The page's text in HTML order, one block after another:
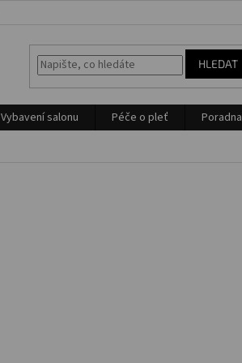
HLEDAT
Vybavení salonu Péče o pleť Poradna